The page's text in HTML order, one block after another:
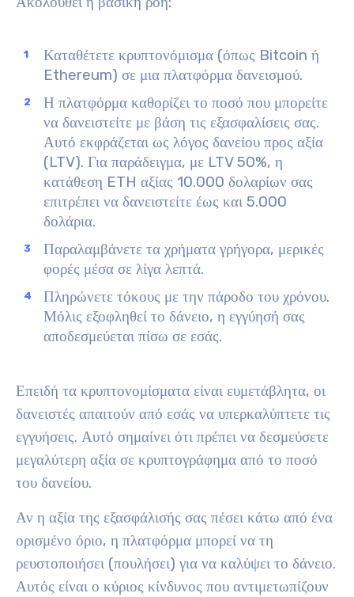
Καταθέτετε κρυπτονόμισμα (όπως Bitcoin ή
Ethereum) σε μια πλατφόρμα δανεισμού.
Η πλατφόρμα καθορίζει το ποσό που μπορείτε
να δανειστείτε με βάση τις εξασφαλίσεις σας.
Αυτό εκφράζεται ως λόγος δανείου προς αξία
(LTV). Για παράδειγμα, με LTV 50%, η
κατάθεση ETH αξίας 10.000 δολαρίων σας
επιτρέπει να δανειστείτε έως και 5.000
δολάρια.
Παραλαμβάνετε τα χρήματα γρήγορα, μερικές
φορές μέσα σε λίγα λεπτά.
Πληρώνετε τόκους με την πάροδο του χρόνου.
Μόλις εξοφληθεί το δάνειο, η εγγύησή σας
αποδεσμεύεται πίσω σε εσάς.
Επειδή τα κρυπτονομίσματα είναι ευμετάβλητα, οι
δανειστές απαιτούν από εσάς να υπερκαλύπτετε τις
εγγυήσεις. Αυτό σημαίνει ότι πρέπει να δεσμεύσετε
μεγαλύτερη αξία σε κρυπτογράφημα από το ποσό
του δανείου.
Αν η αξία της εξασφάλισής σας πέσει κάτω από ένα
ορισμένο όριο, η πλατφόρμα μπορεί να τη
ρευστοποιήσει (πουλήσει) για να καλύψει το δάνειο.
Αυτός είναι ο κύριος κίνδυνος που αντιμετωπίζουν